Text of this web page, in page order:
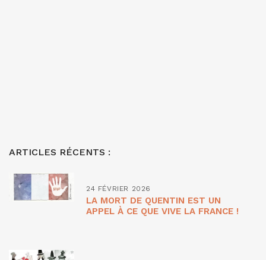
ARTICLES RÉCENTS :
24 FÉVRIER 2026
LA MORT DE QUENTIN EST UN
APPEL À CE QUE VIVE LA FRANCE !